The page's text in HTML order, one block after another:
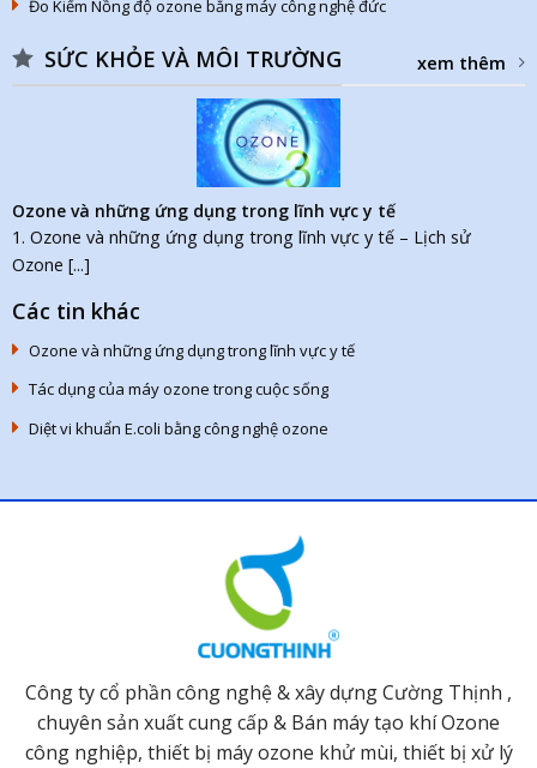
Đo Kiểm Nồng độ ozone bằng máy công nghệ đức
SỨC KHỎE VÀ MÔI TRƯỜNG xem thêm
Ozone và những ứng dụng trong lĩnh vực y tế
1. Ozone và những ứng dụng trong lĩnh vực y tế – Lịch sử
Ozone [...]
Các tin khác
Ozone và những ứng dụng trong lĩnh vực y tế
Tác dụng của máy ozone trong cuộc sống
Diệt vi khuẩn E.coli bằng công nghệ ozone
Công ty cổ phần công nghệ & xây dựng Cường Thịnh ,
chuyên sản xuất cung cấp & Bán máy tạo khí Ozone
công nghiệp, thiết bị máy ozone khử mùi, thiết bị xử lý